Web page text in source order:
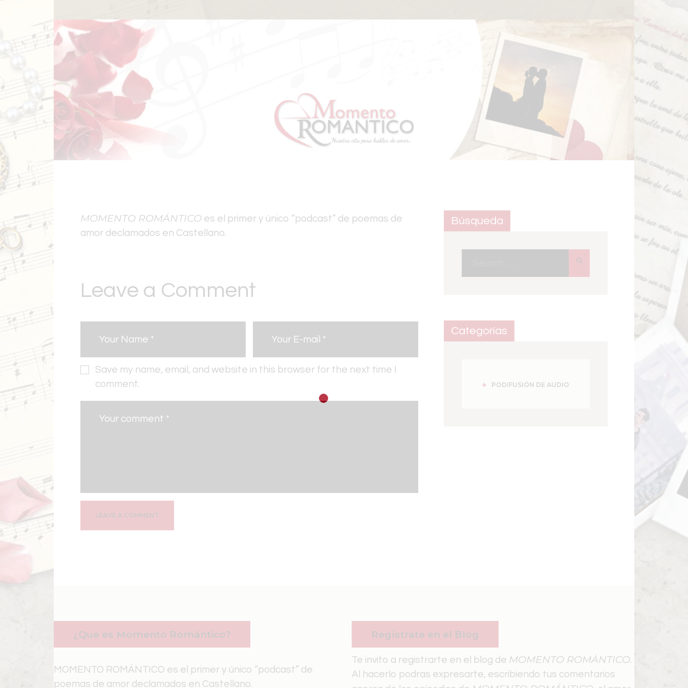
¿Que es Momento
Regístrate en el Blog
Suscríbete al
MOMENTO ROMÁNTICO es el primer y único “podcast” de poemas de
amor declamados en Castellano.
Leave a Comment
Save my name, email, and website in this browser for the next time I
comment.
Búsqueda
Categorías
PODIFUSIÓN DE AUDIO
¿Que es Momento Romántico?
MOMENTO ROMÁNTICO es el primer y único “podcast” de
poemas de amor declamados en Castellano.
Regístrate en el Blog
Te invito a registrarte en el blog de MOMENTO ROMÁNTICO.
Al hacerlo podras expresarte, escribiendo tus comentarios